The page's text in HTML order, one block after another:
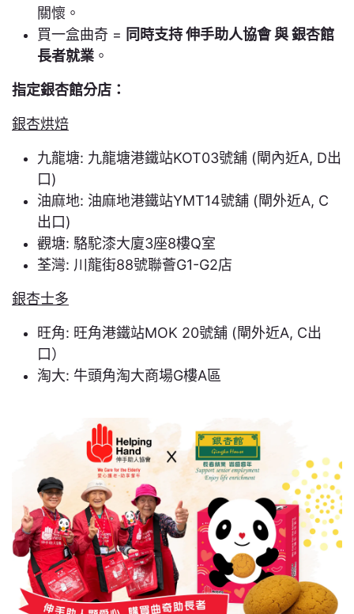
關懷。
買一盒曲奇 = 同時支持 伸手助人協會 與 銀杏館
長者就業 。
指定銀杏館分店：
銀杏烘焙
九龍塘: 九龍塘港鐵站KOT03號舖 (閘內近A, D出
口)
油麻地: 油麻地港鐵站YMT14號舖 (閘外近A, C
出口)
觀塘: 駱駝漆大廈3座8樓Q室
荃灣: 川龍街88號聯薈G1-G2店
銀杏士多
旺角: 旺角港鐵站MOK 20號舖 (閘外近A, C出
口）
淘大: 牛頭角淘大商場G樓A區